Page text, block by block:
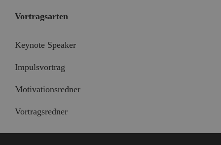
Vortragsarten
Keynote Speaker
Impulsvortrag
Motivationsredner
Vortragsredner